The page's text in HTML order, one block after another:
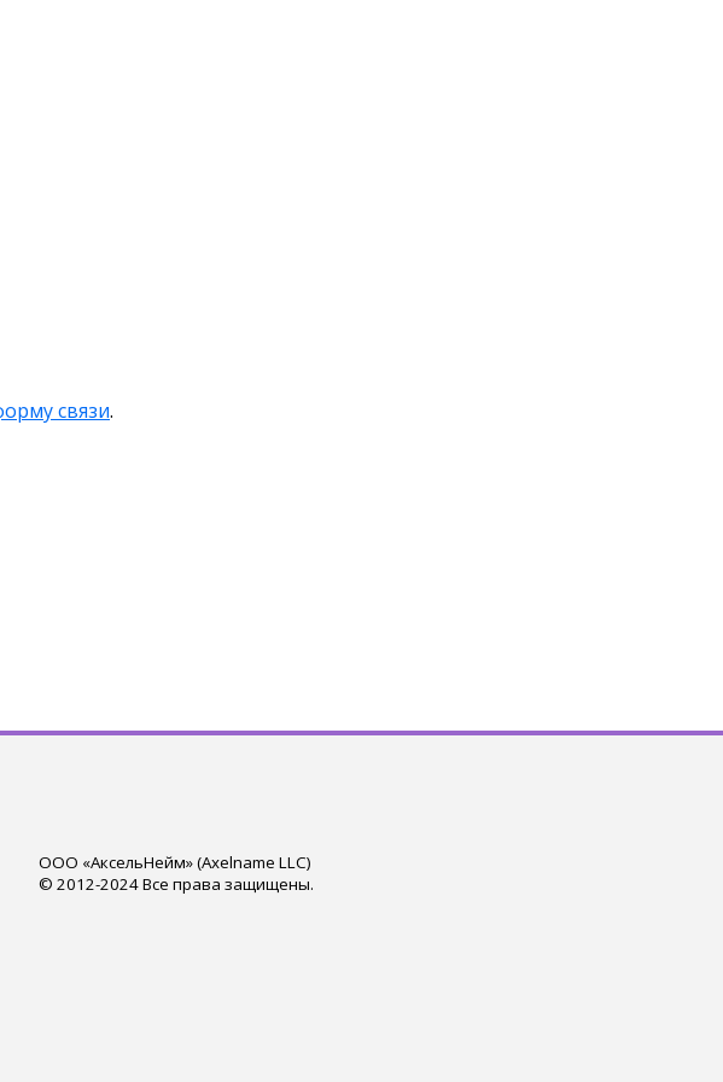
связи.
ООО «АксельНейм» (Axelname LLC)
© 2012-2024 Все права защищены.